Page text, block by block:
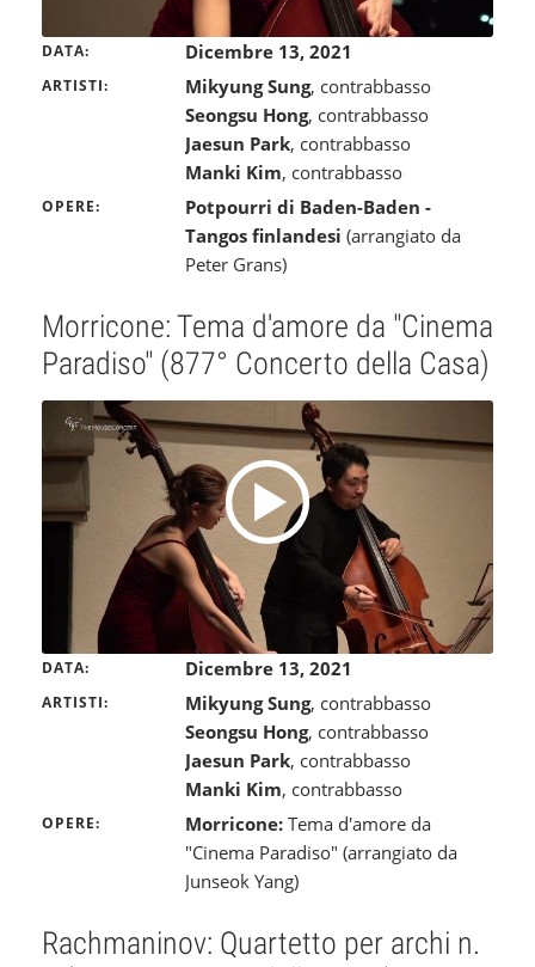
DATA Dicembre 13, 2021
ARTISTI Mikyung Sung, contrabbasso
Seongsu Hong, contrabbasso
Jaesun Park, contrabbasso
Manki Kim, contrabbasso
OPERE
Potpourri di Baden-Baden -
Tangos finlandesi (arrangiato da
Peter Grans)
Morricone: Tema d'amore da "Cinema
Paradiso" (877° Concerto della Casa)
DATA Dicembre 13, 2021
ARTISTI Mikyung Sung, contrabbasso
Seongsu Hong, contrabbasso
Jaesun Park, contrabbasso
Manki Kim, contrabbasso
OPERE Morricone: Tema d'amore da
"Cinema Paradiso" (arrangiato da
Junseok Yang)
Rachmaninov: Quartetto per archi n.